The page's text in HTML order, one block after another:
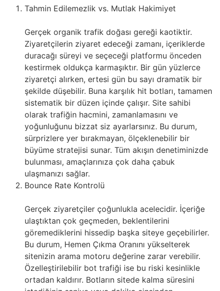
Tahmin Edilemezlik vs. Mutlak Hakimiyet
Gerçek organik trafik doğası gereği kaotiktir.
Ziyaretçilerin ziyaret edeceği zamanı, içeriklerde
duracağı süreyi ve seçeceği platformu önceden
kestirmek oldukça karmaşıktır. Bir gün yüzlerce
ziyaretçi alırken, ertesi gün bu sayı dramatik bir
şekilde düşebilir. Buna karşılık hit botları, tamamen
sistematik bir düzen içinde çalışır. Site sahibi
olarak trafiğin hacmini, zamanlamasını ve
yoğunluğunu bizzat siz ayarlarsınız. Bu durum,
sürprizlere yer bırakmayan, ölçeklenebilir bir
büyüme stratejisi sunar. Tüm akışın denetiminizde
bulunması, amaçlarınıza çok daha çabuk
ulaşmanızı sağlar.
Bounce Rate Kontrolü
Gerçek ziyaretçiler çoğunlukla acelecidir. İçeriğe
ulaştıktan çok geçmeden, beklentilerini
göremediklerini hissedip başka siteye geçebilirler.
Bu durum, Hemen Çıkma Oranını yükselterek
sitenizin arama motoru değerine zarar verebilir.
Özelleştirilebilir bot trafiği ise bu riski kesinlikle
ortadan kaldırır. Botların sitede kalma süresini